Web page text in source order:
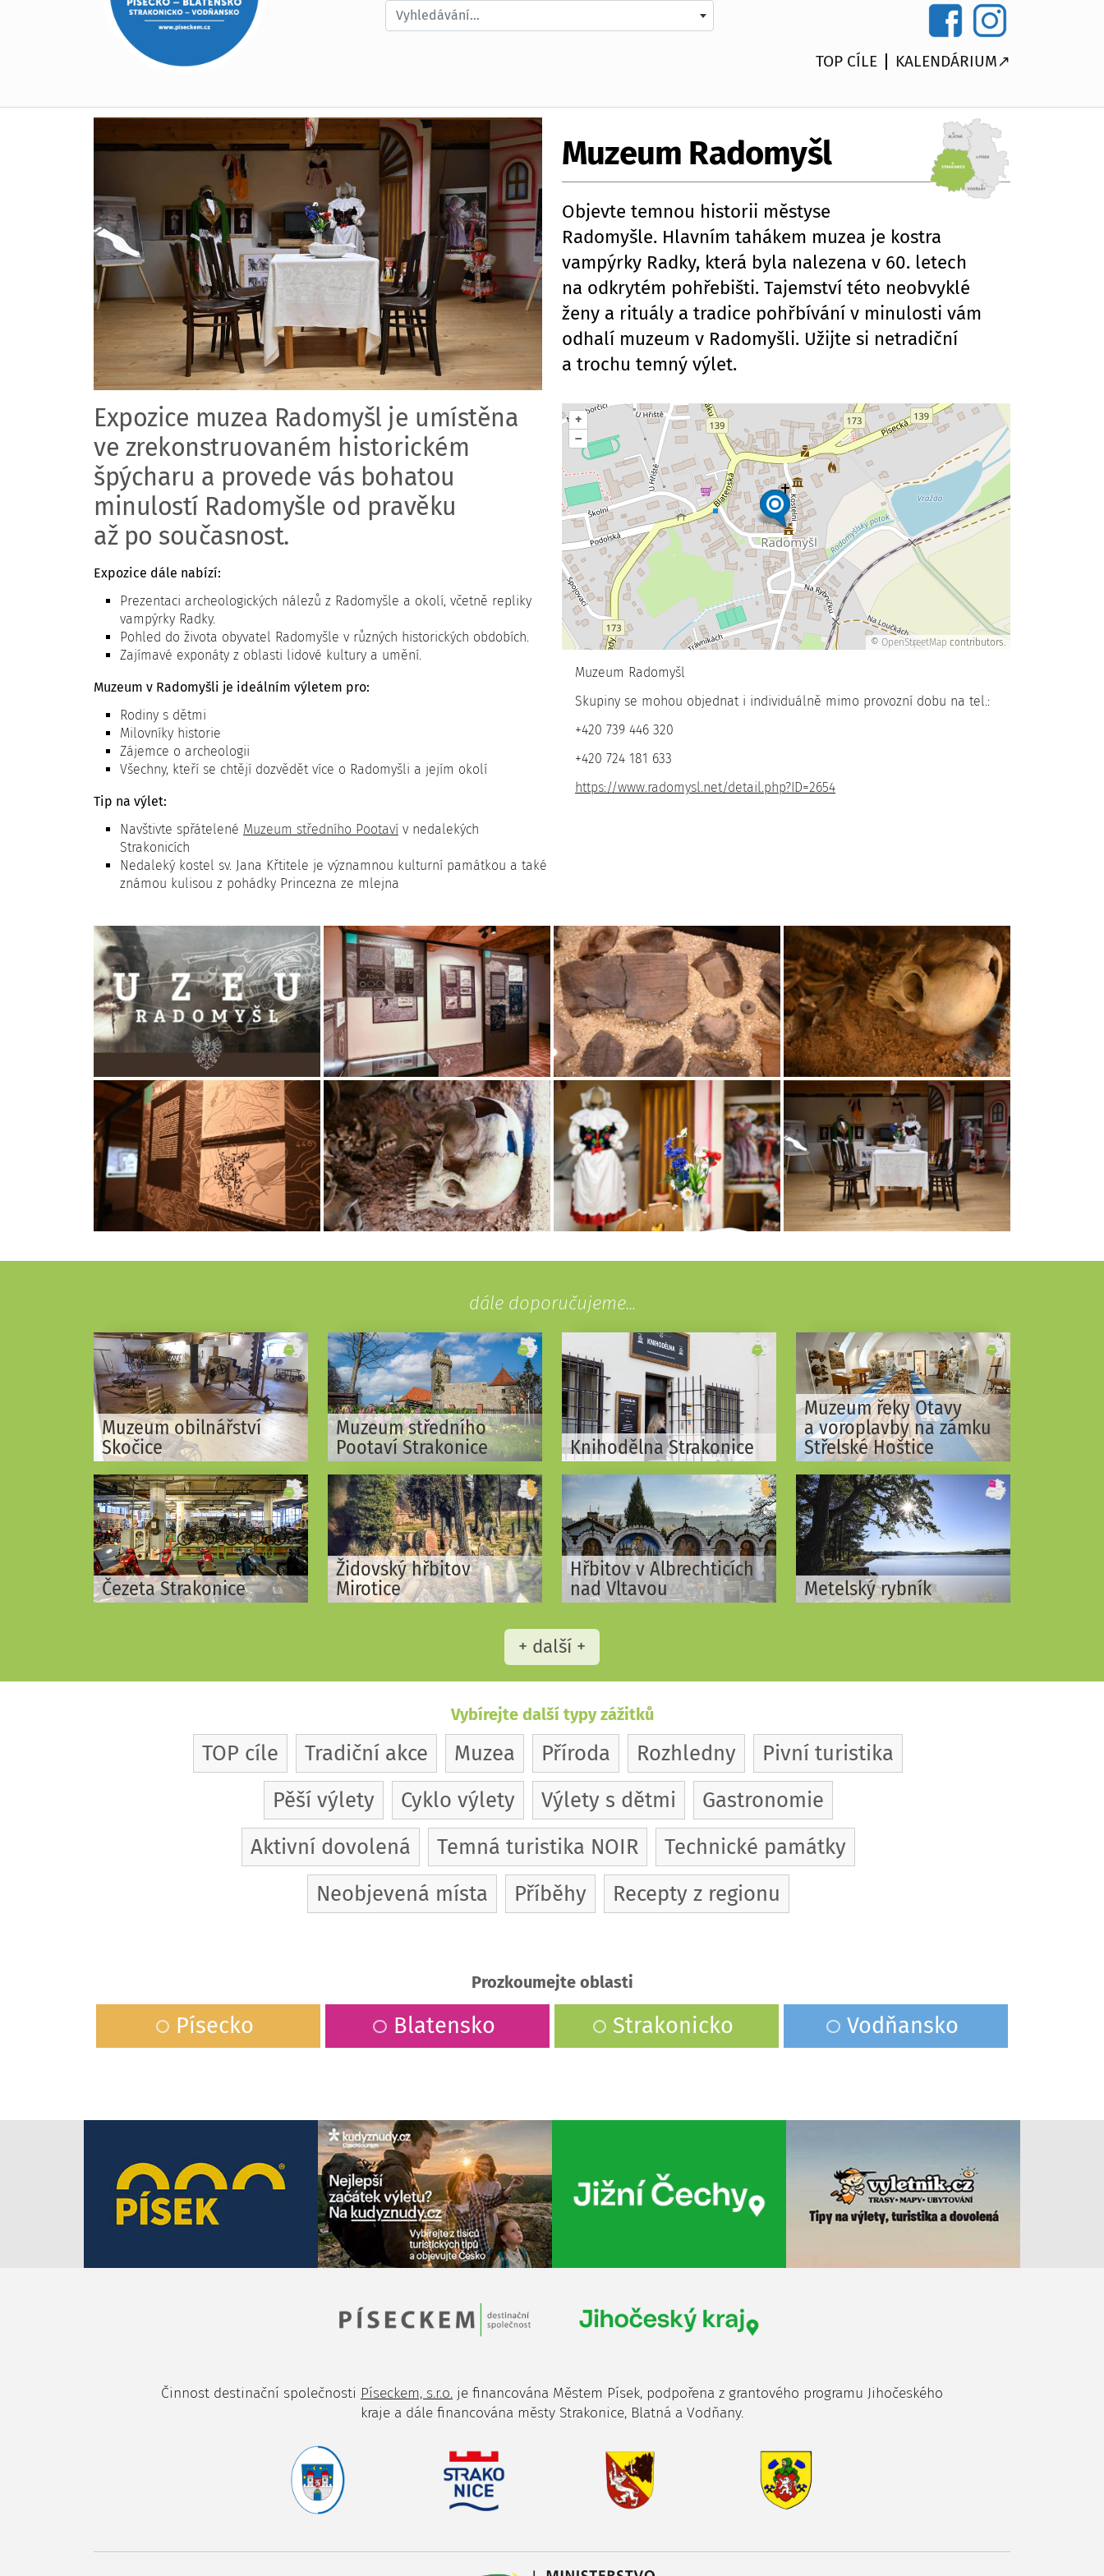
Vyhledávání...
TOP CÍLE KALENDÁRIUM↗
Muzeum Radomyšl
Objevte temnou historii městyse
Radomyšle. Hlavním tahákem muzea je kostra
vampýrky Radky, která byla nalezena v 60. letech
na odkrytém pohřebišti. Tajemství této neobvyklé
ženy a rituály a tradice pohřbívání v minulosti vám
odhalí muzeum v Radomyšli. Užijte si netradiční
a trochu temný výlet.
+
–
© OpenStreetMap contributors.
Muzeum Radomyšl
Skupiny se mohou objednat i individuálně mimo provozní dobu na tel.:
+420 739 446 320
+420 724 181 633
https://www.radomysl.net/detail.php?ID=2654
Expozice muzea Radomyšl je umístěna
ve zrekonstruovaném historickém
špýcharu a provede vás bohatou
minulostí Radomyšle od pravěku
až po současnost.
Expozice dále nabízí:
Prezentaci archeologických nálezů z Radomyšle a okolí, včetně repliky
vampýrky Radky.
Pohled do života obyvatel Radomyšle v různých historických obdobích.
Zajímavé exponáty z oblasti lidové kultury a umění.
Muzeum v Radomyšli je ideálním výletem pro:
Rodiny s dětmi
Milovníky historie
Zájemce o archeologii
Všechny, kteří se chtějí dozvědět více o Radomyšli a jejím okolí
Tip na výlet:
Navštivte spřátelené Muzeum středního Pootaví v nedalekých
Strakonicích
Nedaleký kostel sv. Jana Křtitele je významnou kulturní památkou a také
známou kulisou z pohádky Princezna ze mlejna
dále doporučujeme...
Muzeum obilnářství
Skočice
Muzeum středního
Pootaví Strakonice
Knihodělna Strakonice
Muzeum řeky Otavy
a voroplavby na zámku
Střelské Hoštice
Čezeta Strakonice
Židovský hřbitov
Mirotice
Hřbitov v Albrechticích
nad Vltavou
Metelský rybník
+ další +
Vybírejte další typy zážitků
TOP cíle Tradiční akce Muzea Příroda Rozhledny
Pivní turistika
Pěší výlety
Cyklo výlety Výlety s dětmi
Gastronomie
Aktivní dovolená
Temná turistika NOIR
Technické památky
Neobjevená místa
Příběhy Recepty z regionu
Prozkoumejte oblasti
Písecko Blatensko Strakonicko Vodňansko
Činnost destinační společnosti Píseckem, s.r.o. je financována Městem Písek, podpořena z grantového programu Jihočeského
kraje a dále financována městy Strakonice, Blatná a Vodňany.